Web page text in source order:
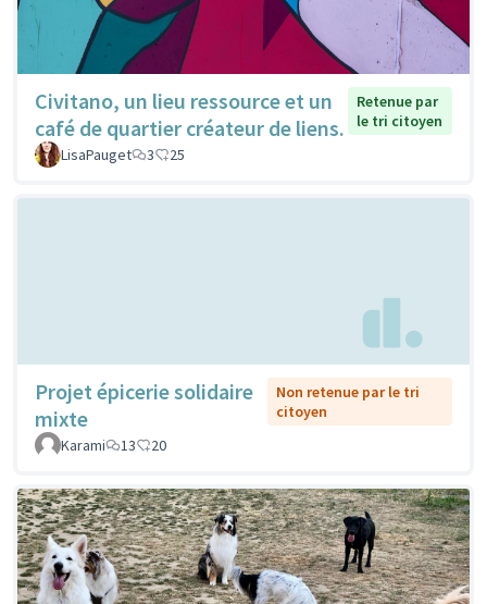
Civitano, un lieu ressource et un
café de quartier créateur de liens.
Retenue par
le tri citoyen
LisaPauget
3 25
Projet épicerie solidaire
mixte
Non retenue par le tri
citoyen
Karami
13 20